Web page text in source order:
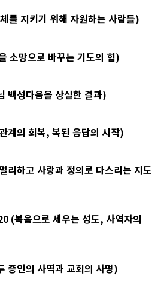
를 지키기 위해 자원하는 사람들)
소망으로 바꾸는 기도의 힘)
백성다움을 상실한 결과)
계의 회복, 복된 응답의 시작)
리하고 사랑과 정의로 다스리는 지도
(복음으로 세우는 성도, 사역자의
증인의 사역과 교회의 사명)